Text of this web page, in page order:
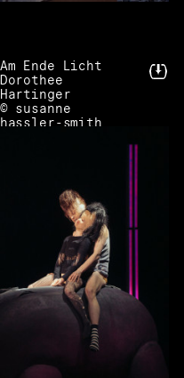
Am Ende Licht
Dorothee
Hartinger
© susanne
hassler-smith